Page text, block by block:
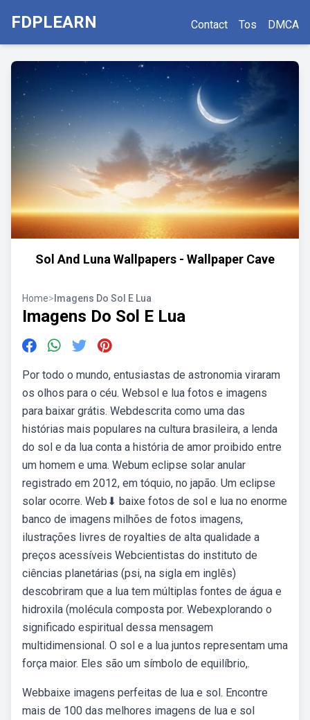
FDPLEARN Contact Tos DMCA
Sol And Luna Wallpapers - Wallpaper Cave
Home> Imagens Do Sol E Lua
Imagens Do Sol E Lua
Por todo o mundo, entusiastas de astronomia viraram
os olhos para o céu. Websol e lua fotos e imagens
para baixar grátis. Webdescrita como uma das
histórias mais populares na cultura brasileira, a lenda
do sol e da lua conta a história de amor proibido entre
um homem e uma. Webum eclipse solar anular
registrado em 2012, em tóquio, no japão. Um eclipse
solar ocorre. Web⬇ baixe fotos de sol e lua no enorme
banco de imagens milhões de fotos imagens,
ilustrações livres de royalties de alta qualidade a
preços acessíveis Webcientistas do instituto de
ciências planetárias (psi, na sigla em inglês)
descobriram que a lua tem múltiplas fontes de água e
hidroxila (molécula composta por. Webexplorando o
significado espiritual dessa mensagem
multidimensional. O sol e a lua juntos representam uma
força maior. Eles são um símbolo de equilíbrio,.
Webbaixe imagens perfeitas de lua e sol. Encontre
mais de 100 das melhores imagens de lua e sol